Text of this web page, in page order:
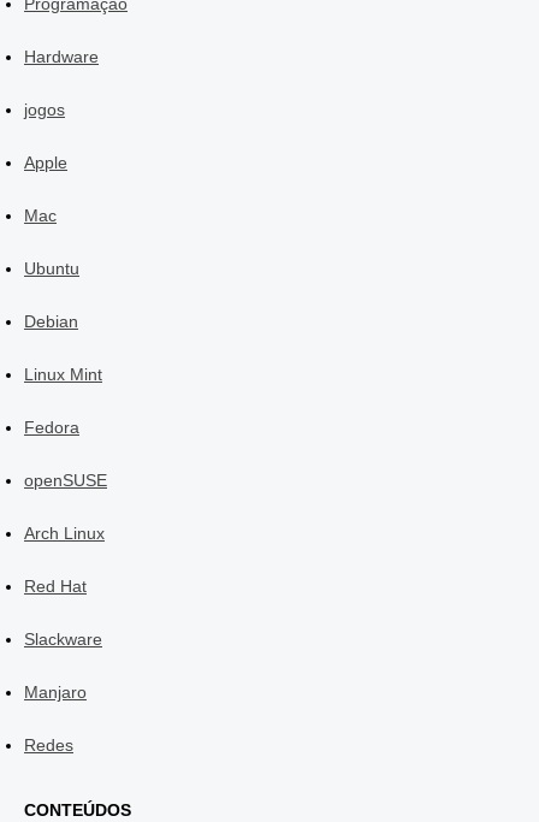
Programação
Hardware
jogos
Apple
Mac
Ubuntu
Debian
Linux Mint
Fedora
openSUSE
Arch Linux
Red Hat
Slackware
Manjaro
Redes
CONTEÚDOS